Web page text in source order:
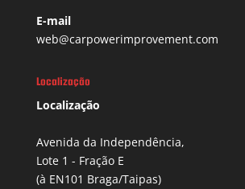
E-mail
web@carpowerimprovement.com
Localização
Localização
Avenida da Independência,
Lote 1 - Fração E
(à EN101 Braga/Taipas)